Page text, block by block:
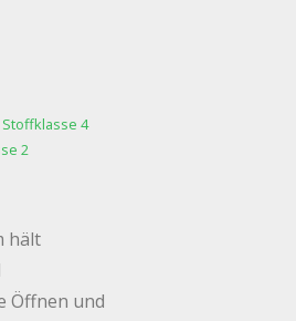
Stoffklasse 4
2
hält
Öffnen und